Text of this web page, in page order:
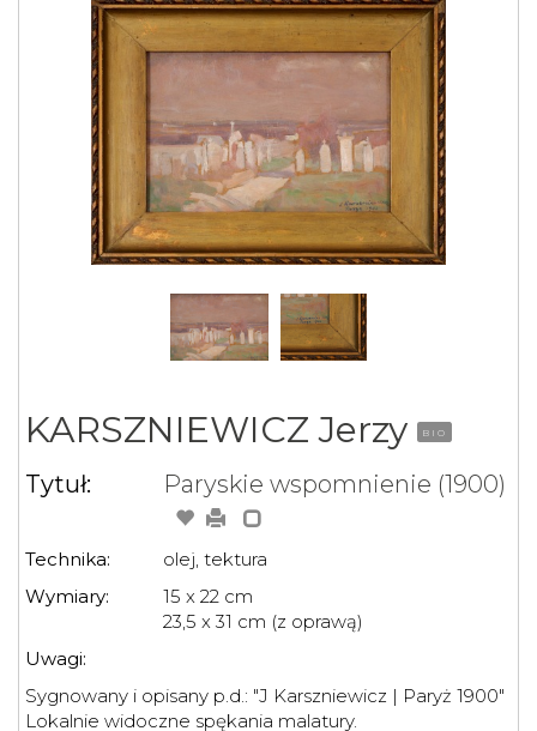
KARSZNIEWICZ Jerzy BIO
Tytuł: Paryskie wspomnienie (1900)
Technika:
olej, tektura
Wymiary:
15 x 22 cm
23,5 x 31 cm (z oprawą)
Uwagi:
Sygnowany i opisany p.d.: "J Karszniewicz | Paryż 1900"
Lokalnie widoczne spękania malatury.